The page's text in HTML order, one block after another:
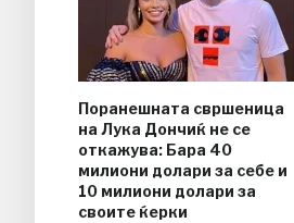
Поранешната свршеница
на Лука Дончиќ не се
откажува: Бара 40
милиони долари за себе и
10 милиони долари за
своите ќерки